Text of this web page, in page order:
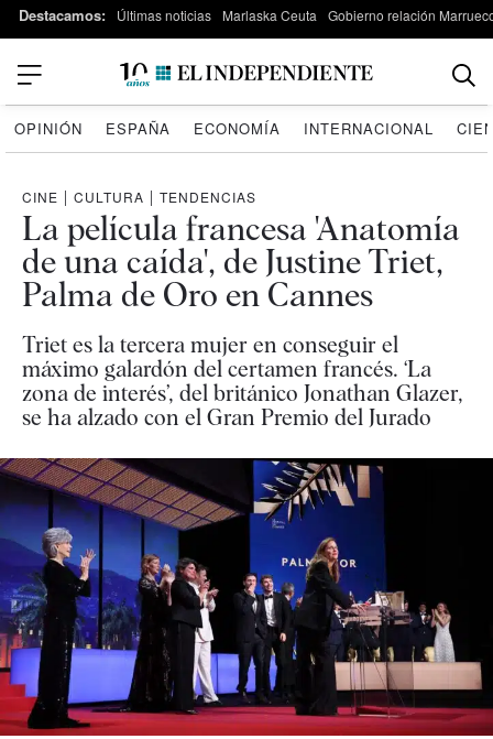
Destacamos: Últimas noticias Marlaska Ceuta Gobierno relación
OPINIÓN ESPAÑA ECONOMÍA INTERNACIONAL
CINE | CULTURA | TENDENCIAS
La película francesa 'Anatomía
de una caída', de Justine Triet,
Palma de Oro en Cannes
Triet es la tercera mujer en conseguir el
máximo galardón del certamen francés. ‘La
zona de interés’, del británico Jonathan Glazer,
se ha alzado con el Gran Premio del Jurado